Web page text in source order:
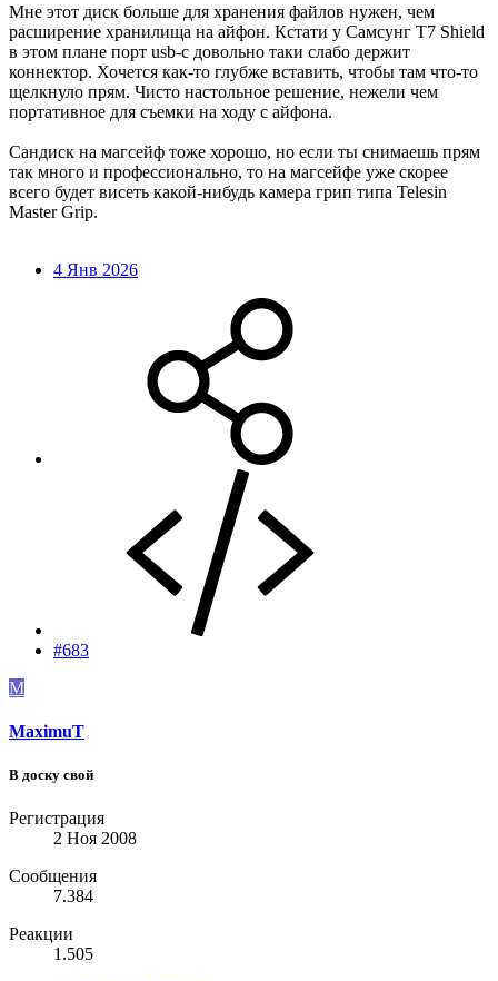
Мне этот диск больше для хранения файлов нужен, чем
расширение хранилища на айфон. Кстати у Самсунг Т7 Shield
в этом плане порт usb-c довольно таки слабо держит
коннектор. Хочется как-то глубже вставить, чтобы там что-то
щелкнуло прям. Чисто настольное решение, нежели чем
портативное для съемки на ходу с айфона.
Сандиск на магсейф тоже хорошо, но если ты снимаешь прям
так много и профессионально, то на магсейфе уже скорее
всего будет висеть какой-нибудь камера грип типа Telesin
Master Grip.
4 Янв 2026
#683
M
MaximuT
В доску свой
Регистрация
2 Ноя 2008
Сообщения
7.384
Реакции
1.505